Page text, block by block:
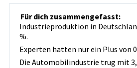
Für dich zusammengefasst:
Industrieproduktion in
%.
Experten hatten nur ein Plus von
Die Automobilindustrie trug mit